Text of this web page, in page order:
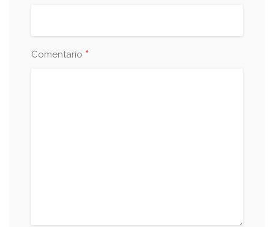
Comentario *